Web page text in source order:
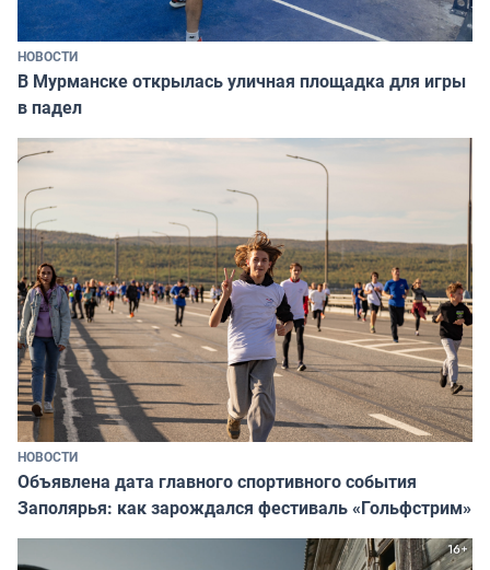
НОВОСТИ
В Мурманске открылась уличная площадка для игры
в падел
НОВОСТИ
Объявлена дата главного спортивного события
Заполярья: как зарождался фестиваль «Гольфстрим»